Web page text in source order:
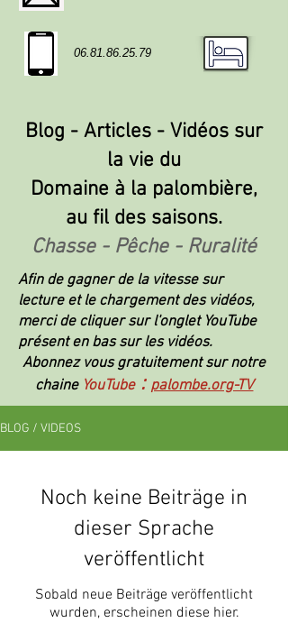
06.81.86.25.79
Blog - Articles - Vidéos sur
la vie du
Domaine à la palombière,
au fil des saisons.
Chasse - Pêche - Ruralité
Afin de gagner de la vitesse sur
lecture et le chargement des vidéos,
merci de cliquer sur l'onglet YouTube
présent en bas sur les vidéos.
Abonnez vous gratuitement sur notre
chaine YouTube: palombe.org-TV
BLOG / VIDEOS
Noch keine Beiträge in
dieser Sprache
veröffentlicht
Sobald neue Beiträge veröffentlicht
wurden, erscheinen diese hier.